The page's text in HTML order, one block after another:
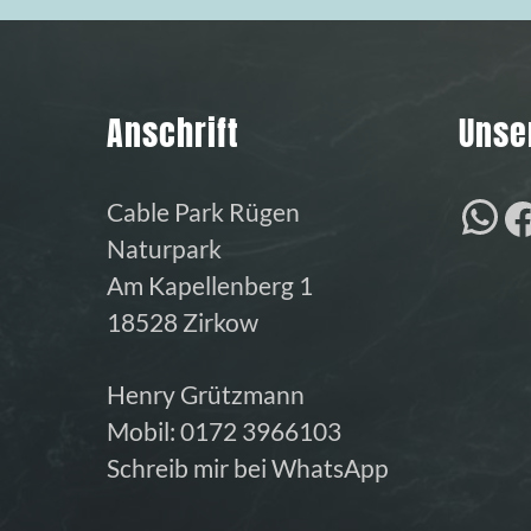
Anschrift
Cable Park Rügen
Naturpark
Am Kapellenberg 1
18528 Zirkow
Henry Grützmann
Mobil: 0172 3966103
Schreib mir bei WhatsApp